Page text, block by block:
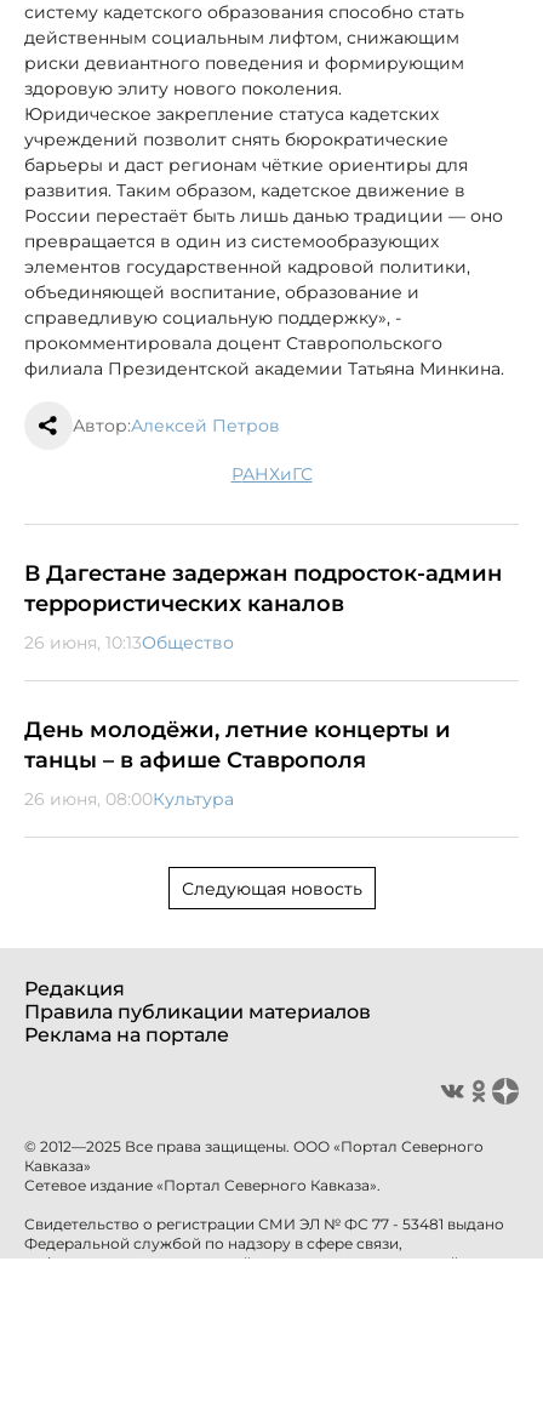
систему кадетского образования способно стать
действенным социальным лифтом, снижающим
риски девиантного поведения и формирующим
здоровую элиту нового поколения.
Юридическое закрепление статуса кадетских
учреждений позволит снять бюрократические
барьеры и даст регионам чёткие ориентиры для
развития. Таким образом, кадетское движение в
России перестаёт быть лишь данью традиции — оно
превращается в один из системообразующих
элементов государственной кадровой политики,
объединяющей воспитание, образование и
справедливую социальную поддержку», -
прокомментировала доцент Ставропольского
филиала Президентской академии Татьяна Минкина.
Автор:Алексей Петров
РАНХиГС
В Дагестане задержан подросток-админ
террористических каналов
26 июня, 10:13Общество
День молодёжи, летние концерты и
танцы – в афише Ставрополя
26 июня, 08:00Культура
Следующая новость
Редакция
Правила публикации материалов
Реклама на портале
© 2012—2025 Все права защищены. ООО «Портал Северного
Кавказа»
Сетевое издание «Портал Северного Кавказа».
Свидетельство о регистрации СМИ ЭЛ № ФС 77 - 53481 выдано
Федеральной службой по надзору в сфере связи,
информационных технологий и массовых коммуникаций